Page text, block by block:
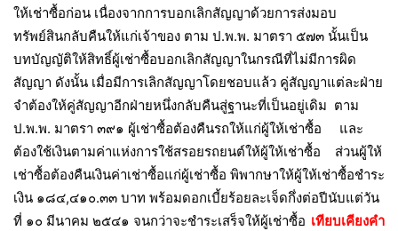
ให้เช่าซื้อก่อน เนื่องจากการบอกเลิกสัญญาด้วยการส่งมอบ
ทรัพย์สินกลับคืนให้แก่เจ้าของ ตาม ป.พ.พ. มาตรา ๕๗๓ นั้นเป็น
บทบัญญัติให้สิทธิ์ผู้เช่าซื้อบอกเลิกสัญญาในกรณีที่ไม่มีการผิด
สัญญา ดังนั้น เมื่อมีการเลิกสัญญาโดยชอบแล้ว คู่สัญญาแต่ละฝ่าย
จำต้องให้คู่สัญญาอีกฝ่ายหนึ่งกลับคืนสู่ฐานะที่เป็นอยู่เดิม ตาม
ป.พ.พ. มาตรา ๓๙๑ ผู้เช่าซื้อต้องคืนรถให้แก่ผู้ให้เช่าซื้อ และ
ต้องใช้เงินตามค่าแห่งการใช้สรอยรถยนต์ให้ผู้ให้เช่าซื้อ ส่วนผู้ให้
เช่าซื้อต้องคืนเงินค่าเช่าซื้อแก่ผู้เช่าซื้อ พิพากษาให้ผู้ให้เช่าซื้อชำระ
เงิน ๑๘๔,๔๑๐.๓๓ บาท พร้อมดอกเบี้ยร้อยละเจ็ดกึ่งต่อปีนับแต่วัน
ที่ ๑๐ มีนาคม ๒๕๔๑ จนกว่าจะชำระเสร็จให้ผู้เช่าซื้อ เทียบเคียงคำ